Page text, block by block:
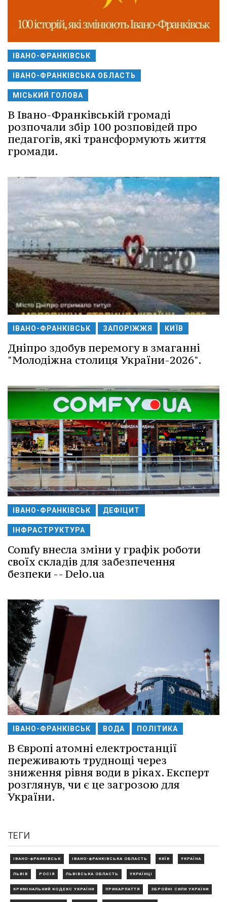
ІВАНО-ФРАНКІВСЬК
ІВАНО-ФРАНКІВСЬКА ОБЛАСТЬ
МІСЬКИЙ ГОЛОВА
В Івано-Франківській громаді
розпочали збір 100 розповідей про
педагогів, які трансформують життя
громади.
ІВАНО-ФРАНКІВСЬК ЗАПОРІЖЖЯ КИЇВ
Дніпро здобув перемогу в змаганні
"Молодіжна столиця України-2026".
ІВАНО-ФРАНКІВСЬК ДЕФІЦИТ
ІНФРАСТРУКТУРА
Comfy внесла зміни у графік роботи
своїх складів для забезпечення
безпеки -- Delo.ua
ІВАНО-ФРАНКІВСЬК ВОДА ПОЛІТИКА
В Європі атомні електростанції
переживають труднощі через
зниження рівня води в ріках. Експерт
розглянув, чи є це загрозою для
України.
ТЕГИ
ІВАНО-ФРАНКІВСЬК ІВАНО-ФРАНКІВСЬКА ОБЛАСТЬ КИЇВ УКРАЇНА
ЛЬВІВ РОСІЯ ЛЬВІВСЬКА ОБЛАСТЬ УКРАЇНЦІ
КРИМІНАЛЬНИЙ КОДЕКС УКРАЇНИ ПРИКАРПАТТЯ ЗБРОЙНІ СИЛИ УКРАЇНИ